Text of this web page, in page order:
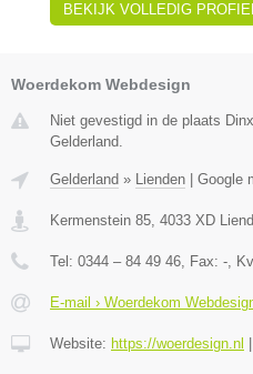
BEKIJK VOLLEDIG
Woerdekom Webdesign
Niet gevestigd in de plaats
Gelderland.
Gelderland » Lienden Google
Kermenstein 85, 4033 XD
Tel: 0344 – 84 49 46, Fax: -,
E-mail › Woerdekom
Website: https://woerdesign.nl